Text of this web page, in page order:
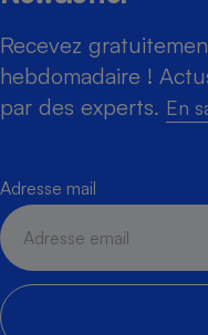
Recevez
hebdomadaire !
par des experts. En
Adresse mail